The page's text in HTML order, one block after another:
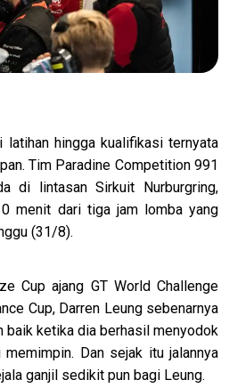
latihan hingga kualifikasi ternyata
Tim Paradine Competition 991
di lintasan Sirkuit Nurburgring,
menit dari tiga jam lomba yang
(31/8).
Cup ajang GT World Challenge
Cup, Darren Leung sebenarnya
baik ketika dia berhasil menyodok
Dan sejak itu jalannya
ganjil sedikit pun bagi Leung.